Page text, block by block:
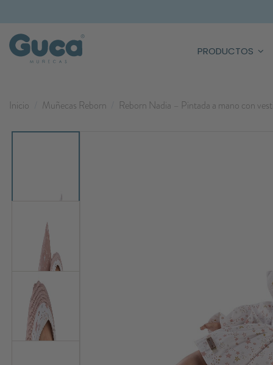
PRODUCTOS
Inicio Muñecas Reborn Reborn Nadia – Pintada a mano con